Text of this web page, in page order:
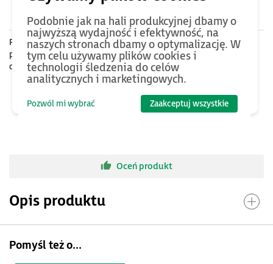
Przemysłowy komputer
panelowy z przyciskami (pulpit
operacyjny), dotykowy ekran
pojemnościowy 15"-21,5",
generacji/Celeron J6412, do
AS56PWC Łącznik 90° do
montażu komputera
przemysłowego
Oceń produkt
Opis produktu
Pomyśl też o...
Podobnie jak na hali produkcyjnej dbamy o
najwyższą wydajność i efektywność, na
naszych stronach dbamy o optymalizację. W
tym celu używamy plików cookies i
technologii śledzenia do celów
analitycznych i marketingowych.
Pozwól mi wybrać Zaakceptuj wszystkie